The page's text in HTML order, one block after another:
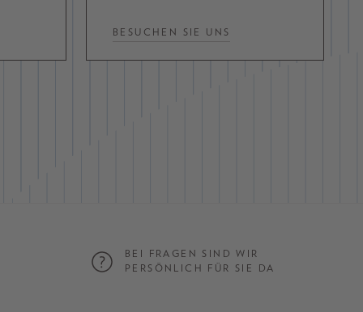
BESUCHEN SIE UNS
BEI FRAGEN SIND WIR
PERSÖNLICH FÜR SIE DA